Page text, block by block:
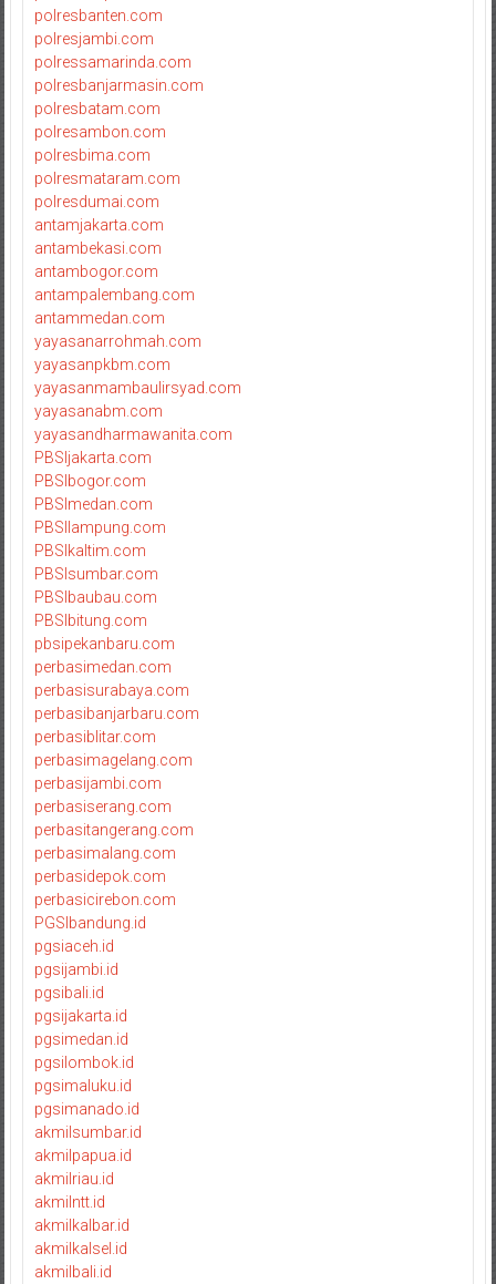
polresbanten.com
polresjambi.com
polressamarinda.com
polresbanjarmasin.com
polresbatam.com
polresambon.com
polresbima.com
polresmataram.com
polresdumai.com
antamjakarta.com
antambekasi.com
antambogor.com
antampalembang.com
antammedan.com
yayasanarrohmah.com
yayasanpkbm.com
yayasanmambaulirsyad.com
yayasanabm.com
yayasandharmawanita.com
PBSIjakarta.com
PBSIbogor.com
PBSImedan.com
PBSIlampung.com
PBSIkaltim.com
PBSIsumbar.com
PBSIbaubau.com
PBSIbitung.com
pbsipekanbaru.com
perbasimedan.com
perbasisurabaya.com
perbasibanjarbaru.com
perbasiblitar.com
perbasimagelang.com
perbasijambi.com
perbasiserang.com
perbasitangerang.com
perbasimalang.com
perbasidepok.com
perbasicirebon.com
PGSIbandung.id
pgsiaceh.id
pgsijambi.id
pgsibali.id
pgsijakarta.id
pgsimedan.id
pgsilombok.id
pgsimaluku.id
pgsimanado.id
akmilsumbar.id
akmilpapua.id
akmilriau.id
akmilntt.id
akmilkalbar.id
akmilkalsel.id
akmilbali.id